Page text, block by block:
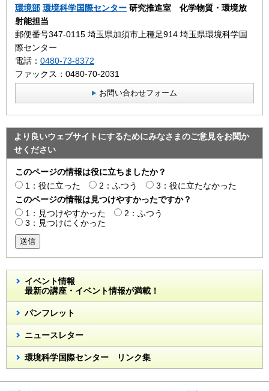
環境部 環境科学国際センター 研究推進室 化学物質・環境放
射能担当
郵便番号347-0115 埼玉県加須市上種足914 埼玉県環境科学国
際センター
電話： 0480-73-8372
ファックス：0480-70-2031
お問い合わせフォーム
より良いウェブサイトにするためにみなさまのご意見をお聞か
せください
このページの情報は役に立ちましたか？
1：役に立った
2：ふつう
3：役に立たなかった
このページの情報は見つけやすかったですか？
1：見つけやすかった
2：ふつう
3：見つけにくかった
送信
イベント情報
最新の講座・イベント情報が満載！
パンフレット
ニュースレター
環境科学国際センター リンク集